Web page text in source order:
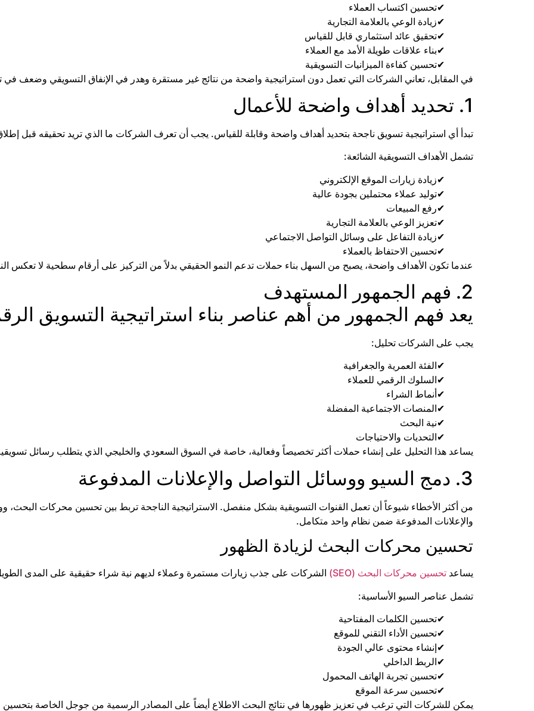
تحسين اكتساب العملاء
زيادة الوعي بالعلامة التجارية
تحقيق عائد استثماري قابل للقياس
بناء علاقات طويلة الأمد مع العملاء
تحسين كفاءة الميزانيات التسويقية
في المقابل، تعاني الشركات التي تعمل دون استراتيجية واضحة من نتائج غير مستقرة وهدر في الإنفاق التسويقي وضعف في
1. تحديد أهداف واضحة للأعمال
تبدأ أي استراتيجية تسويق ناجحة بتحديد أهداف واضحة وقابلة للقياس. يجب أن تعرف الشركات ما الذي تريد تحقيقه قبل
تشمل الأهداف التسويقية الشائعة:
زيادة زيارات الموقع الإلكتروني
توليد عملاء محتملين بجودة عالية
رفع المبيعات
تعزيز الوعي بالعلامة التجارية
زيادة التفاعل على وسائل التواصل الاجتماعي
تحسين الاحتفاظ بالعملاء
عندما تكون الأهداف واضحة، يصبح من السهل بناء حملات تدعم النمو الحقيقي بدلاً من التركيز على أرقام سطحية لا تعكس
2. فهم الجمهور المستهدف
يعد فهم الجمهور من أهم عناصر بناء استراتيجية التسويق
يجب على الشركات تحليل:
الفئة العمرية والجغرافية
السلوك الرقمي للعملاء
أنماط الشراء
المنصات الاجتماعية المفضلة
نية البحث
التحديات والاحتياجات
يساعد هذا التحليل على إنشاء حملات أكثر تخصيصاً وفعالية، خاصة في السوق السعودي والخليجي الذي يتطلب رسائل
3. دمج السيو ووسائل التواصل والإعلانات المدفوعة
من أكثر الأخطاء شيوعاً أن تعمل القنوات التسويقية بشكل منفصل. الاستراتيجية الناجحة تربط بين تحسين محركات البحث،
والإعلانات المدفوعة ضمن نظام واحد متكامل.
تحسين محركات البحث لزيادة الظهور
يساعد تحسين محركات البحث (SEO)
الشركات على جذب زيارات مستمرة وعملاء لديهم نية شراء حقيقية على المدى
تشمل عناصر السيو الأساسية:
تحسين الكلمات المفتاحية
تحسين الأداء التقني للموقع
إنشاء محتوى عالي الجودة
الربط الداخلي
تحسين تجربة الهاتف المحمول
تحسين سرعة الموقع
يمكن للشركات التي ترغب في تعزيز ظهورها في نتائج البحث الاطلاع أيضاً على المصادر الرسمية من جوجل الخاصة